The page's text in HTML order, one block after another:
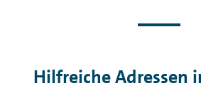
Hilfreiche Adressen